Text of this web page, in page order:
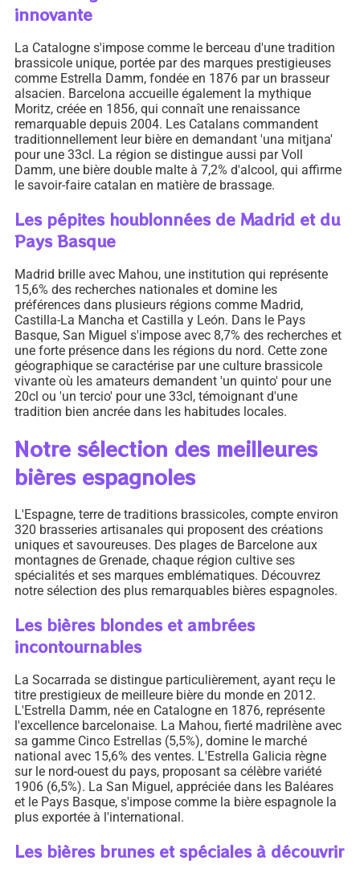
innovante
La Catalogne s'impose comme le berceau d'une tradition
brassicole unique, portée par des marques prestigieuses
comme Estrella Damm, fondée en 1876 par un brasseur
alsacien. Barcelona accueille également la mythique
Moritz, créée en 1856, qui connaît une renaissance
remarquable depuis 2004. Les Catalans commandent
traditionnellement leur bière en demandant 'una mitjana'
pour une 33cl. La région se distingue aussi par Voll
Damm, une bière double malte à 7,2% d'alcool, qui affirme
le savoir-faire catalan en matière de brassage.
Les pépites houblonnées de Madrid et du
Pays Basque
Madrid brille avec Mahou, une institution qui représente
15,6% des recherches nationales et domine les
préférences dans plusieurs régions comme Madrid,
Castilla-La Mancha et Castilla y León. Dans le Pays
Basque, San Miguel s'impose avec 8,7% des recherches et
une forte présence dans les régions du nord. Cette zone
géographique se caractérise par une culture brassicole
vivante où les amateurs demandent 'un quinto' pour une
20cl ou 'un tercio' pour une 33cl, témoignant d'une
tradition bien ancrée dans les habitudes locales.
Notre sélection des meilleures
bières espagnoles
L'Espagne, terre de traditions brassicoles, compte environ
320 brasseries artisanales qui proposent des créations
uniques et savoureuses. Des plages de Barcelone aux
montagnes de Grenade, chaque région cultive ses
spécialités et ses marques emblématiques. Découvrez
notre sélection des plus remarquables bières espagnoles.
Les bières blondes et ambrées
incontournables
La Socarrada se distingue particulièrement, ayant reçu le
titre prestigieux de meilleure bière du monde en 2012.
L'Estrella Damm, née en Catalogne en 1876, représente
l'excellence barcelonaise. La Mahou, fierté madrilène avec
sa gamme Cinco Estrellas (5,5%), domine le marché
national avec 15,6% des ventes. L'Estrella Galicia règne
sur le nord-ouest du pays, proposant sa célèbre variété
1906 (6,5%). La San Miguel, appréciée dans les Baléares
et le Pays Basque, s'impose comme la bière espagnole la
plus exportée à l'international.
Les bières brunes et spéciales à découvrir